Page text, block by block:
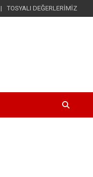
TOSYALI DEĞERLERİMİZ